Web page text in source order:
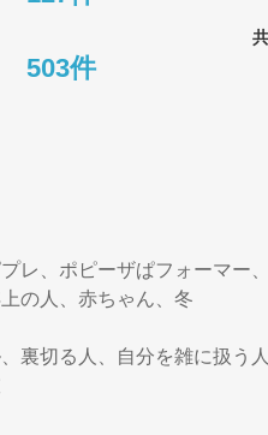
503件
レ、ポピーザぱフォーマー
の人、赤ちゃん、冬
裏切る人、自分を雑に扱う